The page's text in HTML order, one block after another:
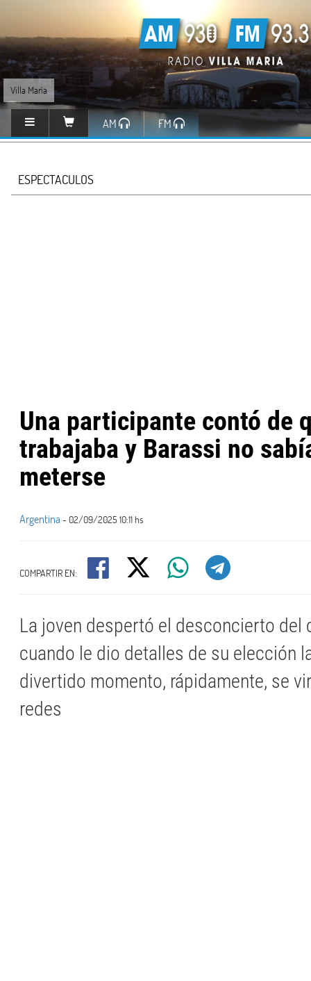
Villa María
AM FM
ESPECTACULOS
Una participante contó de
trabajaba y Barassi no
meterse
Argentina - 02/09/2025 10:11 hs
COMPARTIR EN:
La joven despertó el desconcierto del
cuando le dio detalles de su elección
divertido momento, rápidamente, se
redes